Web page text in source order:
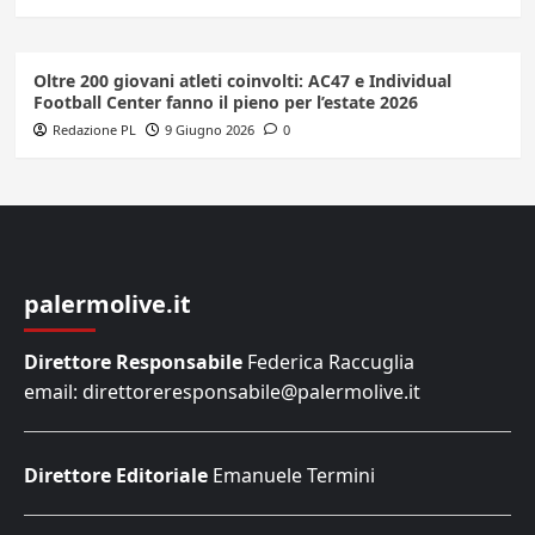
Oltre 200 giovani atleti coinvolti: AC47 e Individual
Football Center fanno il pieno per l’estate 2026
Redazione PL 9 Giugno 2026 0
palermolive.it
Direttore Responsabile Federica Raccuglia
email: direttoreresponsabile@palermolive.it
Direttore Editoriale Emanuele Termini